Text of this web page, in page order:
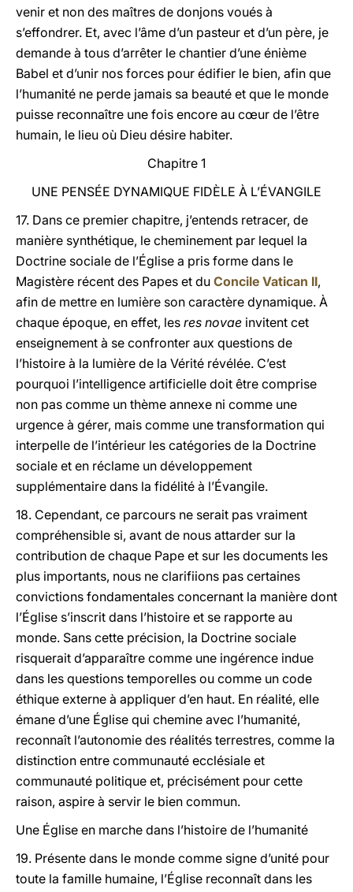
venir et non des maîtres de donjons voués à
s’effondrer. Et, avec l’âme d’un pasteur et d’un père, je
demande à tous d’arrêter le chantier d’une énième
Babel et d’unir nos forces pour édifier le bien, afin que
l’humanité ne perde jamais sa beauté et que le monde
puisse reconnaître une fois encore au cœur de l’être
humain, le lieu où Dieu désire habiter.
Chapitre 1
UNE PENSÉE DYNAMIQUE FIDÈLE À L’ÉVANGILE
17. Dans ce premier chapitre, j’entends retracer, de
manière synthétique, le cheminement par lequel la
Doctrine sociale de l’Église a pris forme dans le
Magistère récent des Papes et du Concile Vatican II,
afin de mettre en lumière son caractère dynamique. À
chaque époque, en effet, les res novae invitent cet
enseignement à se confronter aux questions de
l’histoire à la lumière de la Vérité révélée. C’est
pourquoi l’intelligence artificielle doit être comprise
non pas comme un thème annexe ni comme une
urgence à gérer, mais comme une transformation qui
interpelle de l’intérieur les catégories de la Doctrine
sociale et en réclame un développement
supplémentaire dans la fidélité à l’Évangile.
18. Cependant, ce parcours ne serait pas vraiment
compréhensible si, avant de nous attarder sur la
contribution de chaque Pape et sur les documents les
plus importants, nous ne clarifiions pas certaines
convictions fondamentales concernant la manière dont
l’Église s’inscrit dans l’histoire et se rapporte au
monde. Sans cette précision, la Doctrine sociale
risquerait d’apparaître comme une ingérence indue
dans les questions temporelles ou comme un code
éthique externe à appliquer d’en haut. En réalité, elle
émane d’une Église qui chemine avec l’humanité,
reconnaît l’autonomie des réalités terrestres, comme la
distinction entre communauté ecclésiale et
communauté politique et, précisément pour cette
raison, aspire à servir le bien commun.
Une Église en marche dans l’histoire de l’humanité
19. Présente dans le monde comme signe d’unité pour
toute la famille humaine, l’Église reconnaît dans les